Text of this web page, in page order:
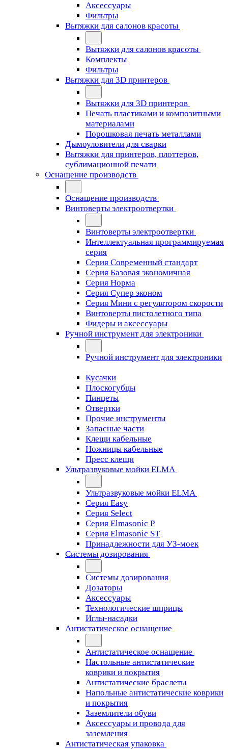
Аксессуары
Фильтры
Вытяжки для салонов красоты
Вытяжки для салонов красоты
Комплекты
Фильтры
Вытяжки для 3D принтеров
Вытяжки для 3D принтеров
Печать пластиками и композитными
материалами
Порошковая печать металлами
Дымоуловители для сварки
Вытяжки для принтеров, плоттеров,
сублимационной печати
Оснащение производств
Оснащение производств
Винтоверты электроотвертки
Винтоверты электроотвертки
Интеллектуальная программируемая
серия
Серия Современный стандарт
Серия Базовая экономичная
Серия Норма
Серия Cупер эконом
Серия Мини с регулятором скорости
Винтоверты пистолетного типа
Фидеры и аксессуары
Ручной инструмент для электроники
Ручной инструмент для электроники
Кусачки
Плоскогубцы
Пинцеты
Отвертки
Прочие инструменты
Запасные части
Клещи кабельные
Ножницы кабельные
Пресс клещи
Ультразвуковые мойки ELMA
Ультразвуковые мойки ELMA
Серия Easy
Серия Select
Серия Elmasonic P
Серия Elmasonic ST
Принадлежности для УЗ-моек
Системы дозирования
Системы дозирования
Дозаторы
Аксессуары
Технологические шприцы
Иглы-насадки
Антистатическое оснащение
Антистатическое оснащение
Настольные антистатические
коврики и покрытия
Антистатические браслеты
Напольные антистатические коврики
и покрытия
Заземлители обуви
Аксессуары и провода для
заземления
Антистатическая упаковка